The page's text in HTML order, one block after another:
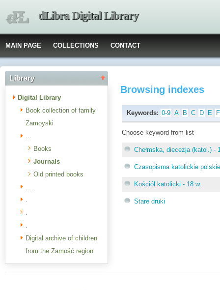
dLibra Digital Library
MAIN PAGE COLLECTIONS CONTACT
Library
Digital Library
Book collection of family
Zamoyski
...
Books
Journals
Old printed books
....
.
.
.
Digital archive of children
from the Zamość region
Browsing indexes
Keywords: 0-9 A B C D E F
Choose keyword from list
Chełmska, diecezja (katol.) -
Czasopisma katolickie
Kościół katolicki - 18 w.
Stare druki